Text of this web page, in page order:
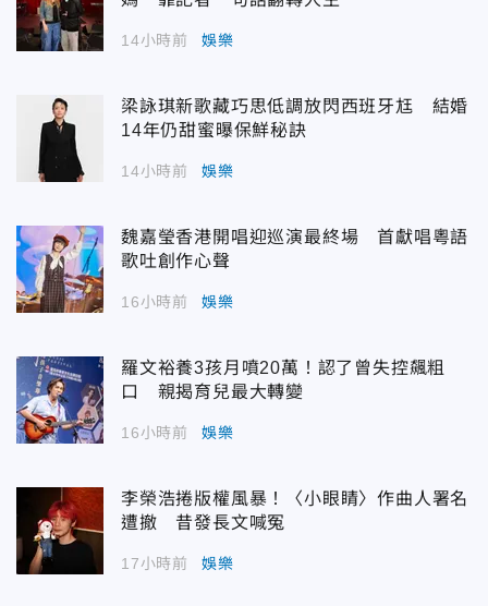
14小時前 娛樂
梁詠琪新歌藏巧思低調放閃西班牙尪 結婚
14年仍甜蜜曝保鮮秘訣
14小時前 娛樂
魏嘉瑩香港開唱迎巡演最終場 首獻唱粵語
歌吐創作心聲
16小時前 娛樂
羅文裕養3孩月噴20萬！認了曾失控飆粗
口 親揭育兒最大轉變
16小時前 娛樂
李榮浩捲版權風暴！〈小眼睛〉作曲人署名
遭撤 昔發長文喊冤
17小時前 娛樂